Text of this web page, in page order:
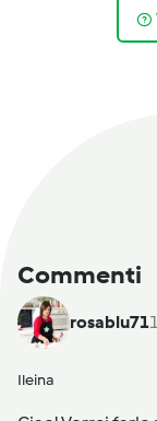
Commenti
rosablu71
Ileina